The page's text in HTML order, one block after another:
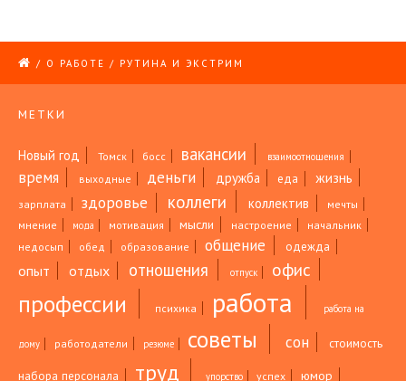
/ О РАБОТЕ / РУТИНА И ЭКСТРИМ
МЕТКИ
Новый год Томск босс вакансии взаимоотношения
время выходные деньги дружба еда жизнь
зарплата здоровье коллеги коллектив
мечты
мнение
мода мотивация мысли настроение
начальник
недосып
обед образование общение одежда
опыт отдых отношения отпуск офис
профессии психика работа работа на
дому работодатели резюме советы сон стоимость
набора персонала труд упорство успех юмор